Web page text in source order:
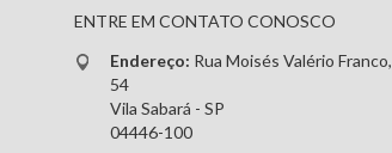
ENTRE EM CONTATO CONOSCO
Endereço: Rua Moisés Valério Franco,
54
Vila Sabará - SP
04446-100